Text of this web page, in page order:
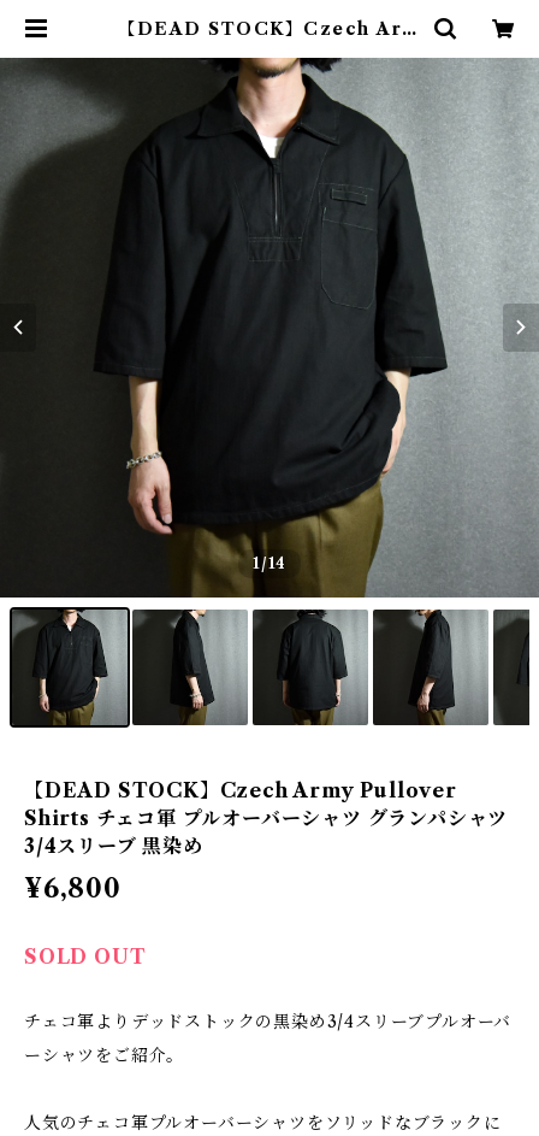
【DEAD STOCK】Czech Arm
オーバーシャツ グランパシャツ 3/4
スリーブ 黒染め | mark & collar
s (マークアンドカラーズ)
1/14
【DEAD STOCK】Czech Army Pullover
Shirts チェコ軍 プルオーバーシャツ グランパシャツ
3/4スリーブ 黒染め
¥6,800
SOLD OUT
チェコ軍よりデッドストックの黒染め3/4スリーブプルオーバ
ーシャツをご紹介。
人気のチェコ軍プルオーバーシャツをソリッドなブラックに